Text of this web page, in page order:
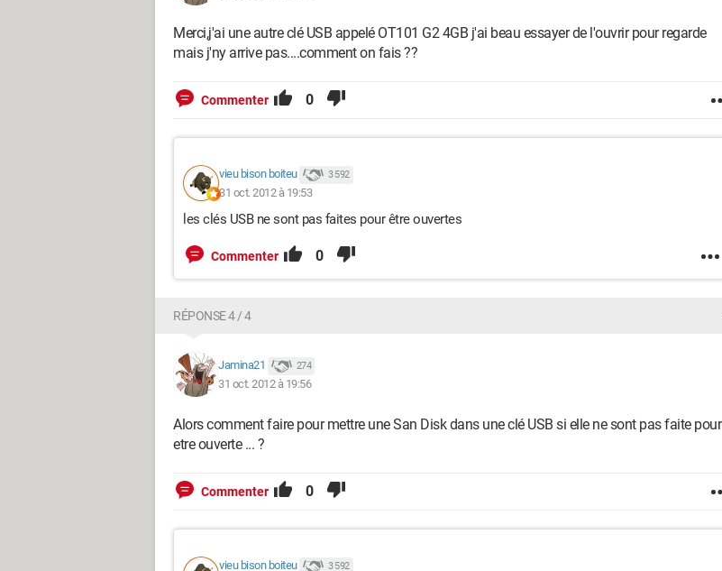
Merci,j'ai une autre clé USB appelé OT101 G2 4GB j'ai beau essayer de l'ouvrir pour regarde
mais j'ny arrive pas....comment on fais ??
Commenter 0
vieu bison boiteu 3 592
31 oct. 2012 à 19:53
les clés USB ne sont pas faites pour être ouvertes
Commenter 0
RÉPONSE 4 / 4
Jamina21 274
31 oct. 2012 à 19:56
Alors comment faire pour mettre une San Disk dans une clé USB si elle ne sont pas faite pour
etre ouverte ... ?
Commenter 0
vieu bison boiteu 3 592